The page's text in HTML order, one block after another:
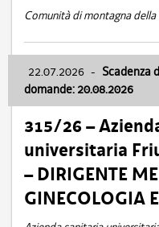
Comunità di montagna della
22.07.2026 - Scadenza
domande: 20.08.2026
315/26 –
universitaria
– DIRIGENTE
GINECOLOGIA